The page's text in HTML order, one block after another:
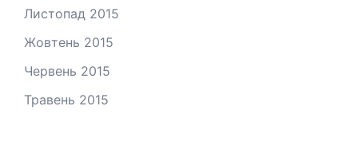
Листопад 2015
Жовтень 2015
Червень 2015
Травень 2015